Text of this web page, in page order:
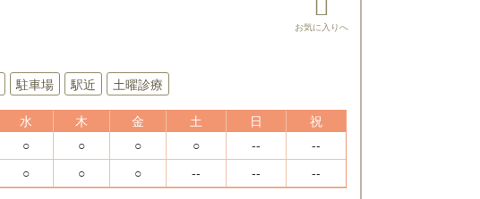
駐車場 駅近 土曜診療
水 木 金 土 日
祝
○ ○ ○ ○ --
--
○ ○ ○ -- -- --